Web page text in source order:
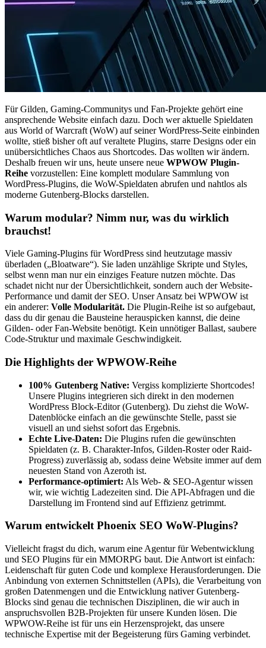
Für Gilden, Gaming-Communitys und Fan-Projekte gehört eine
ansprechende Website einfach dazu. Doch wer aktuelle Spieldaten
aus World of Warcraft (WoW) auf seiner WordPress-Seite einbinden
wollte, stieß bisher oft auf veraltete Plugins, starre Designs oder ein
unübersichtliches Chaos aus Shortcodes. Das wollten wir ändern.
Deshalb freuen wir uns, heute unsere neue WPWOW Plugin-
Reihe vorzustellen: Eine komplett modulare Sammlung von
WordPress-Plugins, die WoW-Spieldaten abrufen und nahtlos als
moderne Gutenberg-Blocks darstellen.
Warum modular? Nimm nur, was du wirklich
brauchst!
Viele Gaming-Plugins für WordPress sind heutzutage massiv
überladen („Bloatware“). Sie laden unzählige Skripte und Styles,
selbst wenn man nur ein einziges Feature nutzen möchte. Das
schadet nicht nur der Übersichtlichkeit, sondern auch der Website-
Performance und damit der SEO. Unser Ansatz bei WPWOW ist
ein anderer: Volle Modularität. Die Plugin-Reihe ist so aufgebaut,
dass du dir genau die Bausteine herauspicken kannst, die deine
Gilden- oder Fan-Website benötigt. Kein unnötiger Ballast, saubere
Code-Struktur und maximale Geschwindigkeit.
Die Highlights der WPWOW-Reihe
100% Gutenberg Native: Vergiss komplizierte Shortcodes!
Unsere Plugins integrieren sich direkt in den modernen
WordPress Block-Editor (Gutenberg). Du ziehst die WoW-
Datenblöcke einfach an die gewünschte Stelle, passt sie
visuell an und siehst sofort das Ergebnis.
Echte Live-Daten: Die Plugins rufen die gewünschten
Spieldaten (z. B. Charakter-Infos, Gilden-Roster oder Raid-
Progress) zuverlässig ab, sodass deine Website immer auf dem
neuesten Stand von Azeroth ist.
Performance-optimiert: Als Web- & SEO-Agentur wissen
wir, wie wichtig Ladezeiten sind. Die API-Abfragen und die
Darstellung im Frontend sind auf Effizienz getrimmt.
Warum entwickelt Phoenix SEO WoW-Plugins?
Vielleicht fragst du dich, warum eine Agentur für Webentwicklung
und SEO Plugins für ein MMORPG baut. Die Antwort ist einfach:
Leidenschaft für guten Code und komplexe Herausforderungen. Die
Anbindung von externen Schnittstellen (APIs), die Verarbeitung von
großen Datenmengen und die Entwicklung nativer Gutenberg-
Blocks sind genau die technischen Disziplinen, die wir auch in
anspruchsvollen B2B-Projekten für unsere Kunden lösen. Die
WPWOW-Reihe ist für uns ein Herzensprojekt, das unsere
technische Expertise mit der Begeisterung fürs Gaming verbindet.